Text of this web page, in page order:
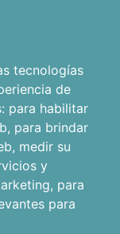
tecnologías
de
para habilitar
, para brindar
, medir su
y
, para
para